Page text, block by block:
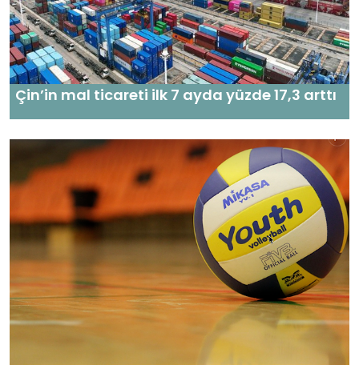
Çin’in mal ticareti ilk 7 ayda yüzde 17,3 arttı